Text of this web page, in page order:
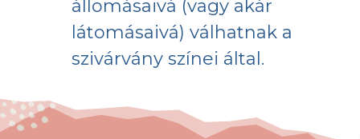
állomásaivá (vagy akár
látomásaivá) válhatnak a
szivárvány színei által.